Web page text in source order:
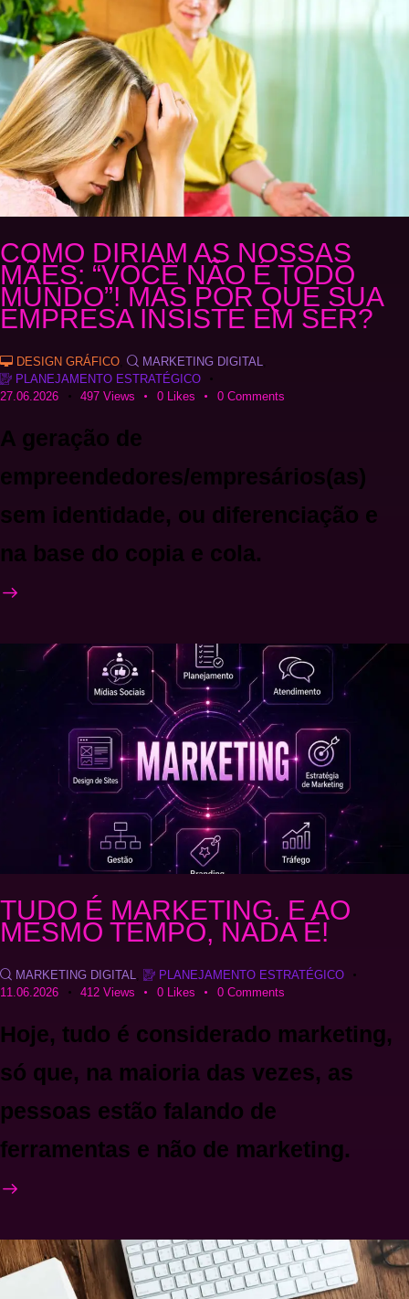
COMO DIRIAM AS NOSSAS
MÃES: “VOCÊ NÃO É TODO
MUNDO”! MAS POR QUE SUA
EMPRESA INSISTE EM SER?
DESIGN GRÁFICO, MARKETING DIGITAL
PLANEJAMENTO ESTRATÉGICO
27.06.2026
497 Views 0 Likes 0 Comments
A geração de
empreendedores/empresários(as)
sem identidade, ou diferenciação e
na base do copia e cola.
TUDO É MARKETING. E AO
MESMO TEMPO, NADA É!
MARKETING DIGITAL
PLANEJAMENTO ESTRATÉGICO
11.06.2026
412 Views 0 Likes 0 Comments
Hoje, tudo é considerado marketing,
só que, na maioria das vezes, as
pessoas estão falando de
ferramentas e não de marketing.